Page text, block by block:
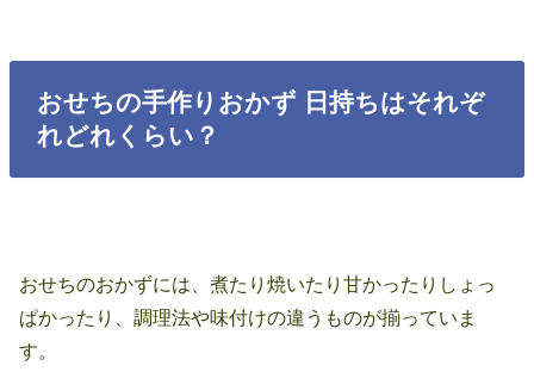
おせちの手作りおかず 日持ちはそれぞ
れどれくらい？
おせちのおかずには、煮たり焼いたり甘かったりしょっ
ぱかったり、調理法や味付けの違うものが揃っていま
す。